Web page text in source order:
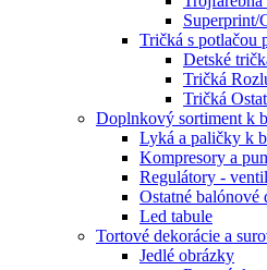
Tričká s potlačou
Detské
Tričká
Tričká
Doplnkový sortiment k
Lyká a paličky k
Kompresory a
Regulátory -
Ostatné balónové
Led tabule
Tortové dekorácie a
Jedlé obrázky